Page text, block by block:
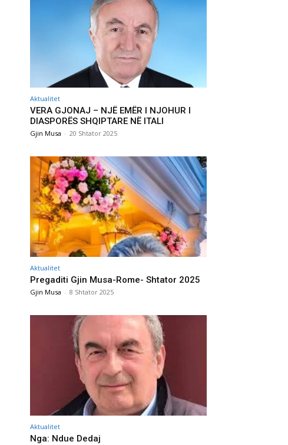
Aktualitet
VERA GJONAJ – NJË EMËR I NJOHUR I
DIASPORËS SHQIPTARE NË ITALI
Gjin Musa - 20 Shtator 2025
Aktualitet
Pregaditi Gjin Musa-Rome- Shtator 2025
Gjin Musa - 8 Shtator 2025
Aktualitet
Nga: Ndue Dedaj